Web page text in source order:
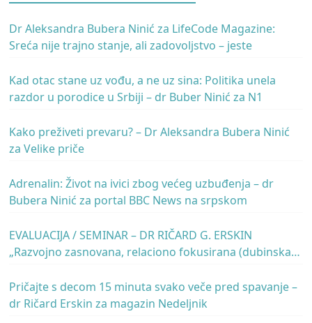
Dr Aleksandra Bubera Ninić za LifeCode Magazine:
Sreća nije trajno stanje, ali zadovoljstvo – jeste
Kad otac stane uz vođu, a ne uz sina: Politika unela
razdor u porodice u Srbiji – dr Buber Ninić za N1
Kako preživeti prevaru? – Dr Aleksandra Bubera Ninić
za Velike priče
Adrenalin: Život na ivici zbog većeg uzbuđenja – dr
Bubera Ninić za portal BBC News na srpskom
EVALUACIJA / SEMINAR – DR RIČARD G. ERSKIN
„Razvojno zasnovana, relaciono fokusirana (dubinska)
Pričajte s decom 15 minuta svako veče pred spavanje –
dr Ričard Erskin za magazin Nedeljnik